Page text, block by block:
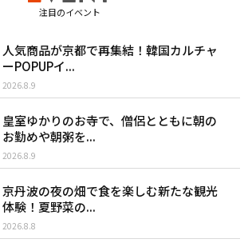
注目のイベント
人気商品が京都で再集結！韓国カルチャ
ーPOPUPイ...
2026.8.9
皇室ゆかりのお寺で、僧侶とともに朝の
お勤めや朝粥を...
2026.8.9
京丹波の夜の畑で食を楽しむ新たな観光
体験！夏野菜の...
2026.8.8